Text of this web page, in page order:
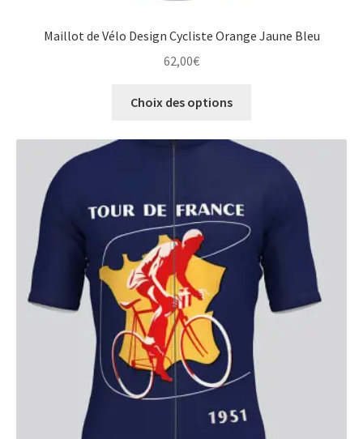
Maillot de Vélo Design Cycliste Orange Jaune Bleu
62,00€
Choix des options
plusieurs
variations.
peuvent
être
choisies
sur
la
page
du
produit